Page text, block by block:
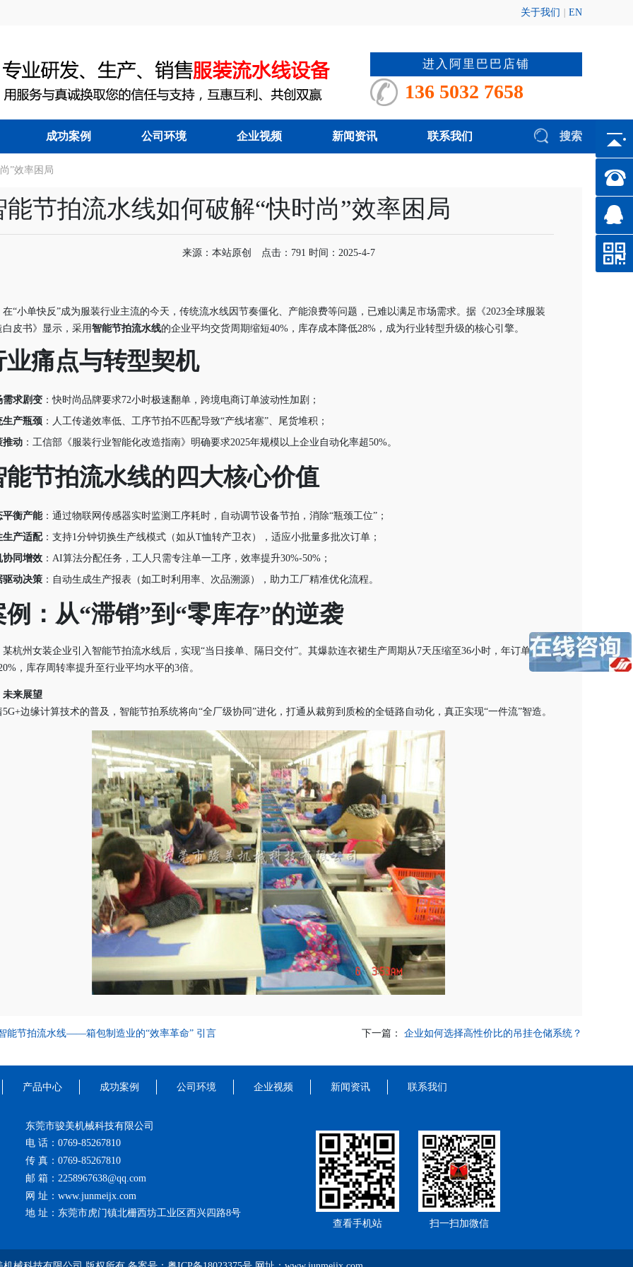
关于我们 EN
进入阿里巴巴店铺
136 5032 7658
成功案例 公司环境 企业视频 新闻资讯 联系我们 搜索
节拍流水线
”效率困局
能节拍流水线如何破解“快时尚”效率困局
来源：本站原创 点击：791 时间：2025-4-7
在“小单快反”成为服装行业主流的今天，传统流水线因节奏僵化、产能浪费等问题，已难以满足市场需求。据《2023全球服装
白皮书》显示，采用智能节拍流水线的企业平均交货周期缩短40%，库存成本降低28%，成为行业转型升级的核心引擎。
业痛点与转型契机
需求剧变 ：快时尚品牌要求72小时极速翻单，跨境电商订单波动性加剧；
生产瓶颈 ：人工传递效率低、工序节拍不匹配导致“产线堵塞”、尾货堆积；
推动 ：工信部《服装行业智能化改造指南》明确要求2025年规模以上企业自动化率超50%。
能节拍流水线的四大核心价值
平衡产能：通过物联网传感器实时监测工序耗时，自动调节设备节拍，消除“瓶颈工位”；
生产适配：支持1分钟切换生产线模式（如从T恤转产卫衣），适应小批量多批次订单；
协同增效 ：AI算法分配任务，工人只需专注单一工序，效率提升30%-50%；
驱动决策 ：自动生成生产报表（如工时利用率、次品溯源），助力工厂精准优化流程。
例：从“滞销”到“零库存”的逆袭
某杭州女装企业引入智能节拍流水线后，实现“当日接单、隔日交付”。其爆款连衣裙生产周期从7天压缩至36小时，年订单量增
，库存周转率提升至行业平均水平的3倍。
未来展望
5G+边缘计算技术的普及，智能节拍系统将向“全厂级协同”进化，打通从裁剪到质检的全链路自动化，真正实现“一件流”智造。
能节拍流水线——箱包制造业的“效率革命” 引言 下一篇： 企业如何选择高性价比的吊挂仓储系统？
产品中心 成功案例 公司环境 企业视频 新闻资讯 联系我们
东莞市骏美机械科技有限公司
电 话：0769-85267810
传 真：0769-85267810
邮 箱：2258967638@qq.com
网 址：www.junmeijx.com
地 址：东莞市虎门镇北栅西坊工业区西兴四路8号
查看手机站
扫一扫加微信